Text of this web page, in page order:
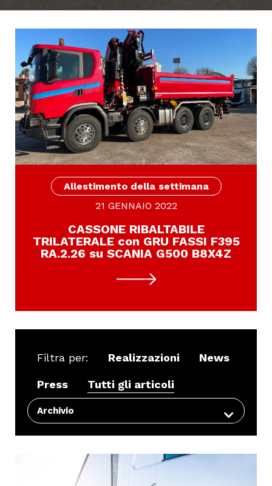
Allestimento della settimana
21 GENNAIO 2022
CASSONE RIBALTABILE
TRILATERALE con GRU FASSI F395
RA.2.26 su SCANIA G500 B8X4Z
Filtra per: Realizzazioni News
Press Tutti gli articoli
Archivio